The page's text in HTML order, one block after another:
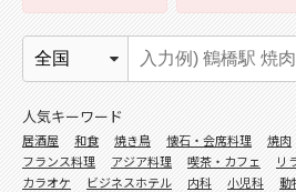
人気キーワード
居酒屋 和食 焼き鳥 懐石・会席料理 焼肉
フランス料理
アジア料理 喫茶・カフェ リ
カラオケ
ビジネスホテル 内科 小児科 動